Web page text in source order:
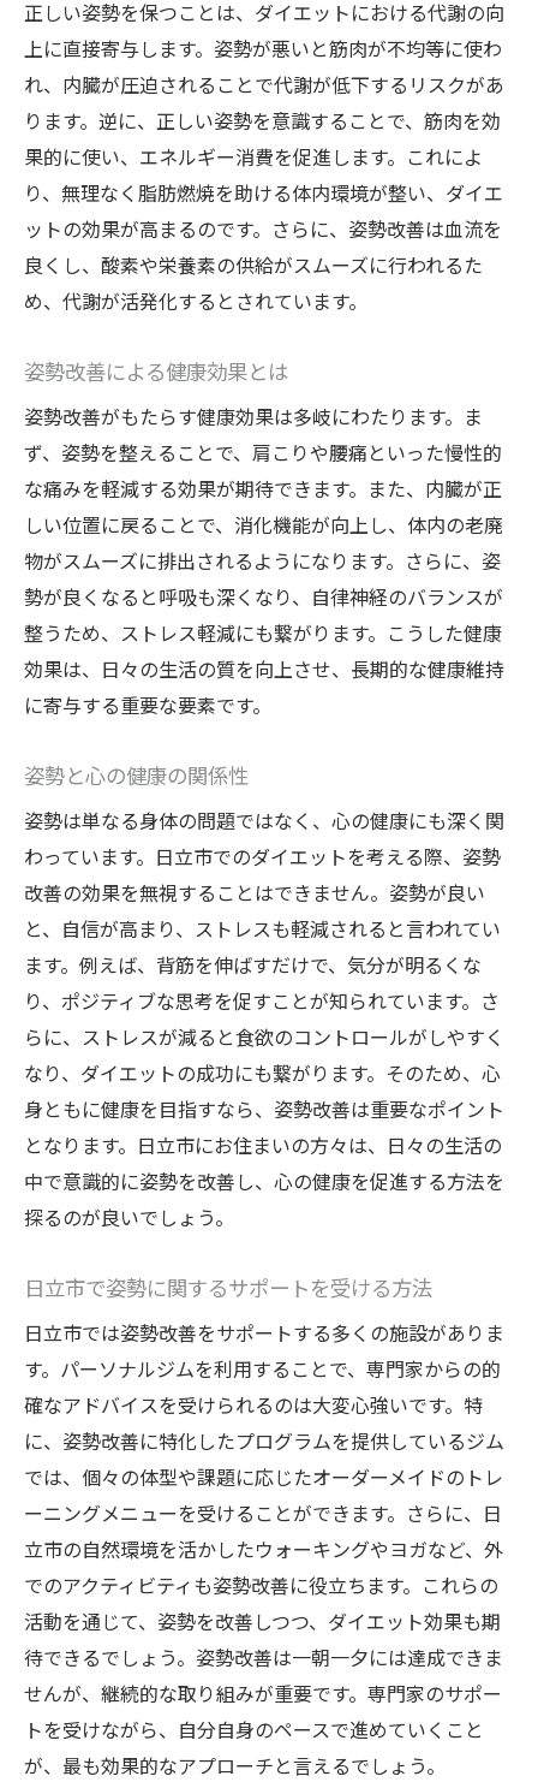
正しい姿勢を保つことは、ダイエットにおける代謝の向
上に直接寄与します。姿勢が悪いと筋肉が不均等に使わ
れ、内臓が圧迫されることで代謝が低下するリスクがあ
ります。逆に、正しい姿勢を意識することで、筋肉を効
果的に使い、エネルギー消費を促進します。これによ
り、無理なく脂肪燃焼を助ける体内環境が整い、ダイエ
ットの効果が高まるのです。さらに、姿勢改善は血流を
良くし、酸素や栄養素の供給がスムーズに行われるた
め、代謝が活発化するとされています。
姿勢改善による健康効果とは
姿勢改善がもたらす健康効果は多岐にわたります。ま
ず、姿勢を整えることで、肩こりや腰痛といった慢性的
な痛みを軽減する効果が期待できます。また、内臓が正
しい位置に戻ることで、消化機能が向上し、体内の老廃
物がスムーズに排出されるようになります。さらに、姿
勢が良くなると呼吸も深くなり、自律神経のバランスが
整うため、ストレス軽減にも繋がります。こうした健康
効果は、日々の生活の質を向上させ、長期的な健康維持
に寄与する重要な要素です。
姿勢と心の健康の関係性
姿勢は単なる身体の問題ではなく、心の健康にも深く関
わっています。日立市でのダイエットを考える際、姿勢
改善の効果を無視することはできません。姿勢が良い
と、自信が高まり、ストレスも軽減されると言われてい
ます。例えば、背筋を伸ばすだけで、気分が明るくな
り、ポジティブな思考を促すことが知られています。さ
らに、ストレスが減ると食欲のコントロールがしやすく
なり、ダイエットの成功にも繋がります。そのため、心
身ともに健康を目指すなら、姿勢改善は重要なポイント
となります。日立市にお住まいの方々は、日々の生活の
中で意識的に姿勢を改善し、心の健康を促進する方法を
探るのが良いでしょう。
日立市で姿勢に関するサポートを受ける方法
日立市では姿勢改善をサポートする多くの施設がありま
す。パーソナルジムを利用することで、専門家からの的
確なアドバイスを受けられるのは大変心強いです。特
に、姿勢改善に特化したプログラムを提供しているジム
では、個々の体型や課題に応じたオーダーメイドのトレ
ーニングメニューを受けることができます。さらに、日
立市の自然環境を活かしたウォーキングやヨガなど、外
でのアクティビティも姿勢改善に役立ちます。これらの
活動を通じて、姿勢を改善しつつ、ダイエット効果も期
待できるでしょう。姿勢改善は一朝一夕には達成できま
せんが、継続的な取り組みが重要です。専門家のサポー
トを受けながら、自分自身のペースで進めていくこと
が、最も効果的なアプローチと言えるでしょう。